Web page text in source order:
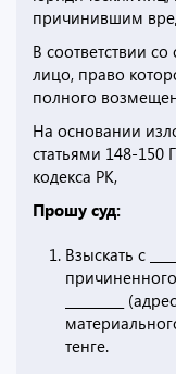
причинившим
В соответствии
лицо, право
полного
На основании
статьями 148-150
кодекса РК,
Прошу суд:
Взыскать с
_________
тенге.